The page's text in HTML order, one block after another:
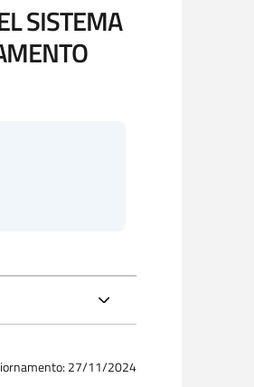
SISTEMA
27/11/2024